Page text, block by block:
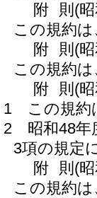
附 則 (
この規約
附 則 (
この規約
附 則 (
1
この規約
2
昭和48
3項の規定
附 則 (
この規約